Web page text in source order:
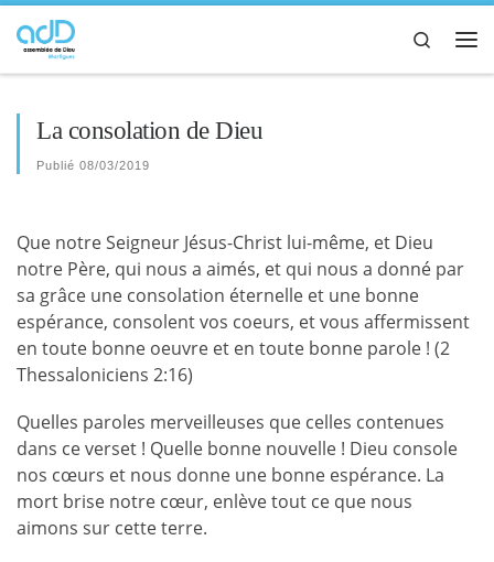
Passer au contenu
Search
La consolation de Dieu
Publié 08/03/2019
Que notre Seigneur Jésus-Christ lui-même, et Dieu
notre Père, qui nous a aimés, et qui nous a donné par
sa grâce une consolation éternelle et une bonne
espérance, consolent vos coeurs, et vous affermissent
en toute bonne oeuvre et en toute bonne parole ! (2
Thessaloniciens 2:16)
Quelles paroles merveilleuses que celles contenues
dans ce verset ! Quelle bonne nouvelle ! Dieu console
nos cœurs et nous donne une bonne espérance. La
mort brise notre cœur, enlève tout ce que nous
aimons sur cette terre.